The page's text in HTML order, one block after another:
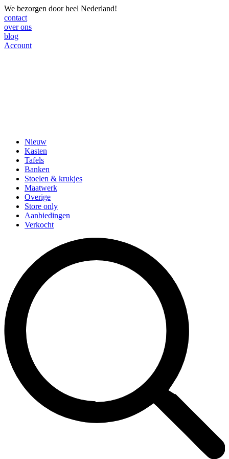
We bezorgen door heel Nederland!
contact
over ons
blog
Account
Nieuw
Kasten
Tafels
Banken
Stoelen & krukjes
Maatwerk
Overige
Store only
Aanbiedingen
Verkocht